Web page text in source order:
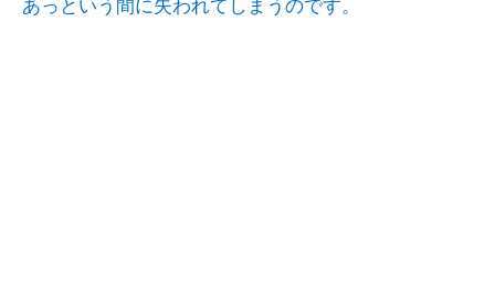
あっという間に失われてしまうのです。